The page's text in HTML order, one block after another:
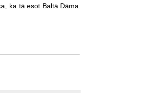
ka tā esot Baltā Dāma.